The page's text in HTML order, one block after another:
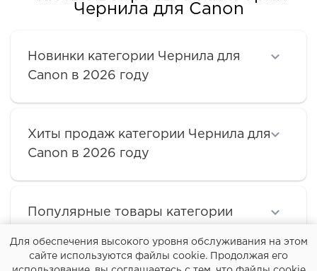
Чернила для Canon
Новинки категории Чернила для
Canon в 2026 году
Хиты продаж категории Чернила для
Canon в 2026 году
Популярные товары категории
Для обеспечения высокого уровня обслуживания на этом
сайте используются файлы cookie. Продолжая его